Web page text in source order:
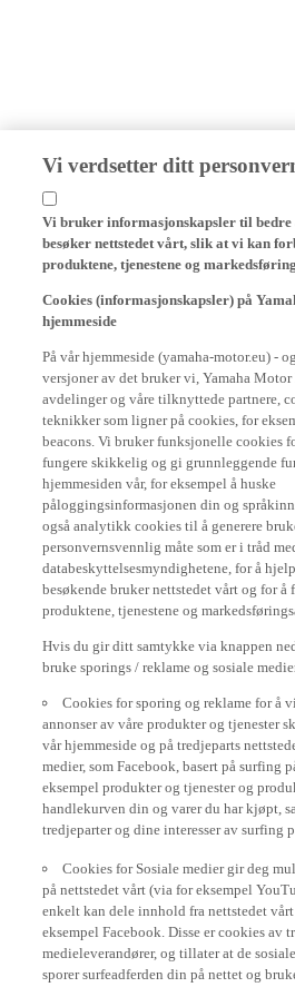
Vi verdsetter ditt
Vi bruker informasjonskapsler til bedre
besøker nettstedet vårt, slik at vi kan
produktene, tjenestene og
Cookies (informasjonskapsler) på
hjemmeside
På vår hjemmeside (yamaha-motor.eu) -
versjoner av det bruker vi, Yamaha Motor
avdelinger og våre tilknyttede partnere,
teknikker som ligner på cookies, for
beacons. Vi bruker funksjonelle cookies
fungere skikkelig og gi grunnleggende
hjemmesiden vår, for eksempel å huske
påloggingsinformasjonen din og
også analytikk cookies til å generere
personvernsvennlig måte som er i tråd
databeskyttelsesmyndighetene, for å
besøkende bruker nettstedet vårt og for å
produktene, tjenestene og
Hvis du gir ditt samtykke via knappen
bruke sporings / reklame og sosiale medier:
Cookies for sporing og reklame for å
annonser av våre produkter og tjenester
vår hjemmeside og på tredjeparts
medier, som Facebook, basert på surfing
eksempel produkter og tjenester og
handlekurven din og varer du har kjøpt,
tredjeparter og dine interesser av surfing
Cookies for Sosiale medier gir deg
på nettstedet vårt (via for eksempel
enkelt kan dele innhold fra nettstedet vårt
eksempel Facebook. Disse er cookies av
medieleverandører, og tillater at de
sporer surfeadferden din på nettet og